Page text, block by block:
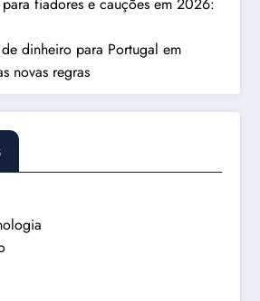
de dinheiro para Portugal em
novas regras